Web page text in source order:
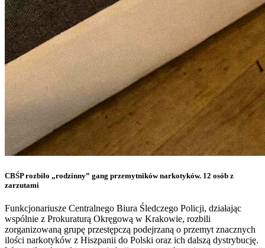
CBŚP rozbiło „rodzinny” gang przemytników narkotyków. 12 osób z
zarzutami
Funkcjonariusze Centralnego Biura Śledczego Policji, działając
wspólnie z Prokuraturą Okręgową w Krakowie, rozbili
zorganizowaną grupę przestępczą podejrzaną o przemyt znacznych
ilości narkotyków z Hiszpanii do Polski oraz ich dalszą dystrybucję.